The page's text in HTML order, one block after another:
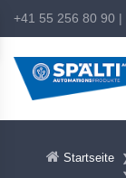
+41 55 256 80 90 |
Startseite